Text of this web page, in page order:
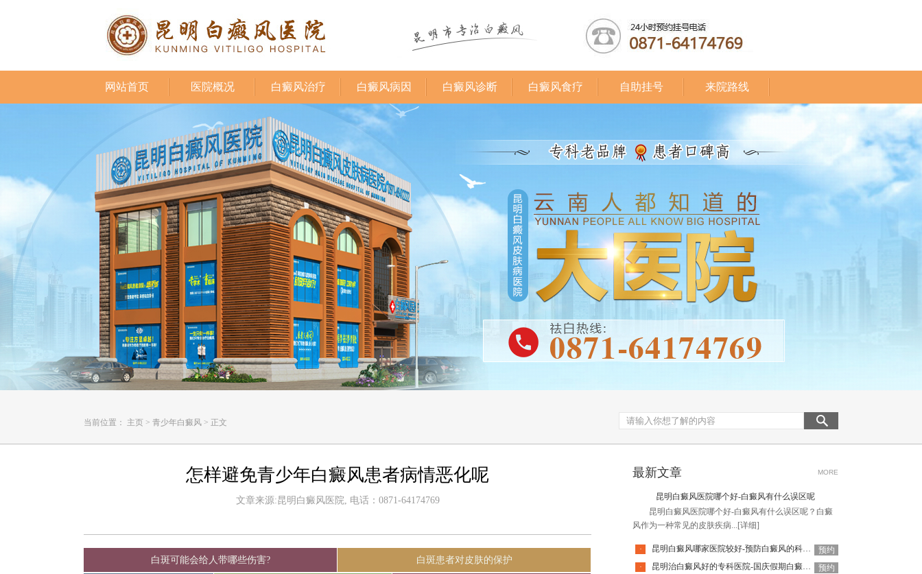
网站首页 医院概况 白癜风治疗 白癜风病因 白癜风诊断 白癜风食疗 自助挂号 来院路线
当前位置： 主页 > 青少年白癜风 > 正文
怎样避免青少年白癜风患者病情恶化呢
文章来源:昆明白癜风医院, 电话：0871-64174769
白斑可能会给人带哪些伤害? 白斑患者对皮肤的保护
最新文章 MORE
昆明白癜风医院哪个好-白癜风有什么误区呢
昆明白癜风医院哪个好-白癜风有什么误区呢？白癜
风作为一种常见的皮肤疾病... [详细]
· 昆明白癜风哪家医院较好-预防白癜风的科学方法是哪些
预约
·
昆明治白癜风好的专科医院-国庆假期白癜风饮食要注意什么
预约